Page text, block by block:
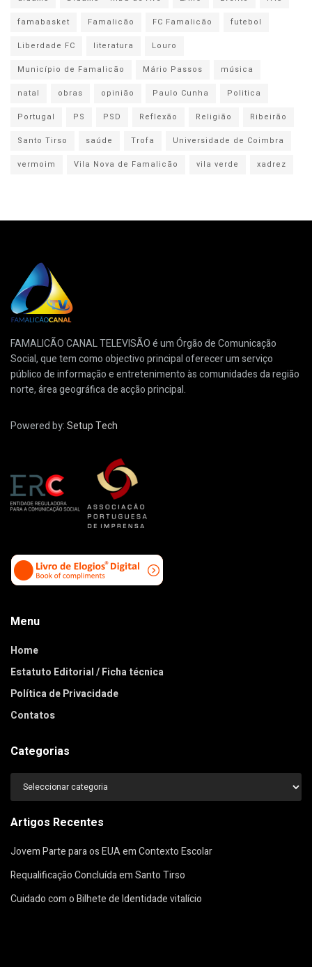
famabasket
Famalicão FC Famalicão
futebol
Liberdade FC
literatura
Louro
Município de Famalicão
Mário Passos
música
natal
obras opinião Paulo Cunha
Politica
Portugal
PS PSD Reflexão Religião
Ribeirão
Santo Tirso
saúde Trofa
Universidade de Coimbra
vermoim
Vila Nova de Famalicão vila verde xadrez
FAMALICÃO CANAL TELEVISÃO é um Órgão de Comunicação
Social, que tem como objectivo principal oferecer um serviço
público de informação e entretenimento às comunidades da região
norte, área geográfica de acção principal.
Powered by:Setup Tech
Menu
Home
Estatuto Editorial / Ficha técnica
Política de Privacidade
Contatos
Categorias
Categorias
Artigos Recentes
Jovem Parte para os EUA em Contexto Escolar
Requalificação Concluída em Santo Tirso
Cuidado com o Bilhete de Identidade vitalício